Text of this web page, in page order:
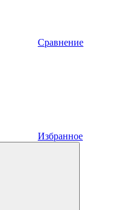
Сравнение
Избранное